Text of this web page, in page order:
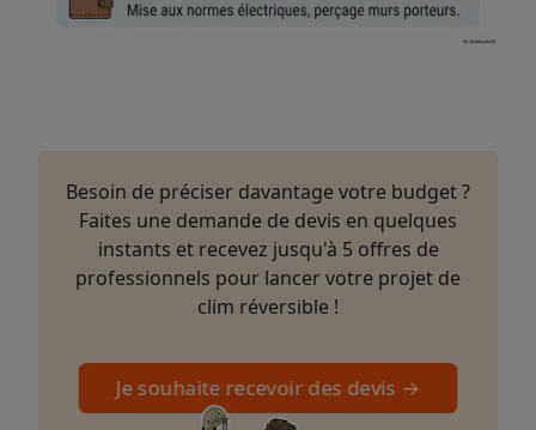
Besoin de préciser davantage votre budget ?
Faites une demande de devis en quelques
instants et recevez jusqu'à 5 offres de
professionnels pour lancer votre projet de
clim réversible !
Je souhaite recevoir des devis →